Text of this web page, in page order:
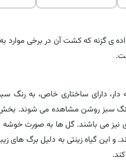
ی گزنه که کشت آن در برخی
دارای ساختاری خاص، به رنگ
سبز روشن مشاهده می شوند. بخش
می باشند. گل ها به صورت خوشه
و این گیاه زینتی به دلیل برگ های